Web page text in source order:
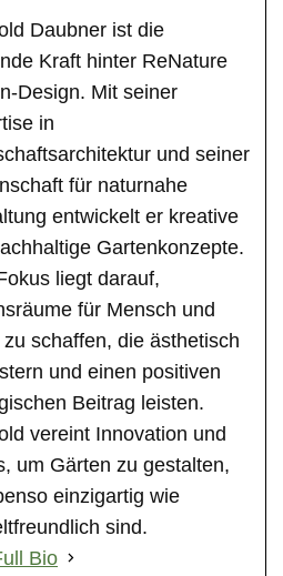
Daubner ist die
Kraft hinter ReNature
Design. Mit seiner
in
und seiner
für naturnahe
entwickelt er kreative
Gartenkonzepte.
liegt darauf,
für Mensch und
zu schaffen, die ästhetisch
und einen positiven
Beitrag leisten.
vereint Innovation und
um Gärten zu gestalten,
einzigartig wie
sind.
Bio